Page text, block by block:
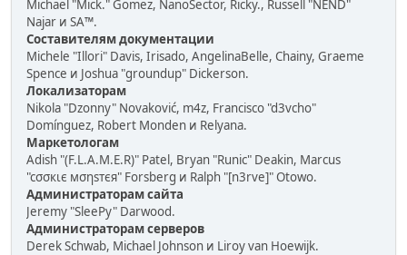
Michael "Mick." Gomez, NanoSector, Ricky., Russell "NEND"
Najar и SA™.
Составителям документации
Michele "Illori" Davis, Irisado, AngelinaBelle, Chainy, Graeme
Spence и Joshua "groundup" Dickerson.
Локализаторам
Nikola "Dzonny" Novaković, m4z, Francisco "d3vcho"
Domínguez, Robert Monden и Relyana.
Маркетологам
Adish "(F.L.A.M.E.R)" Patel, Bryan "Runic" Deakin, Marcus
"cσσкιє мσηѕтєя" Forsberg и Ralph "[n3rve]" Otowo.
Администраторам сайта
Jeremy "SleePy" Darwood.
Администраторам серверов
Derek Schwab, Michael Johnson и Liroy van Hoewijk.